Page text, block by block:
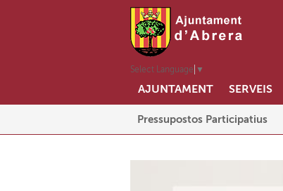
Select Language ▼
AJUNTAMENT SERVEIS
Pressupostos Participatius
Abrera+Sostenible